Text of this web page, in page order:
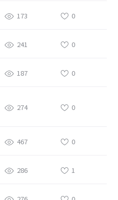
173 0
241 0
187 0
274 0
467 0
286 1